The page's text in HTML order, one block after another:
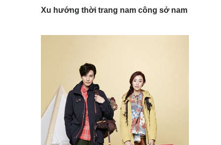
Xu hướng thời trang nam công sở nam